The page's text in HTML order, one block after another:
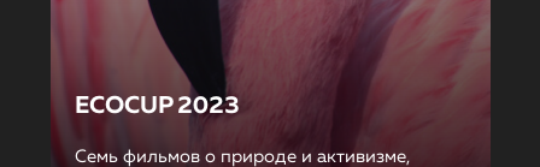
ECOCUP 2023
Семь фильмов о природе и активизме,